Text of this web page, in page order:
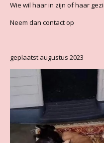
Wie wil haar in zijn of haar
Neem dan contact op
geplaatst augustus 2023